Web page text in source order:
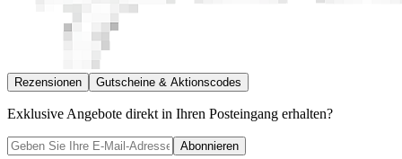
Rezensionen Gutscheine & Aktionscodes
Exklusive Angebote direkt in Ihren Posteingang erhalten?
Abonnieren